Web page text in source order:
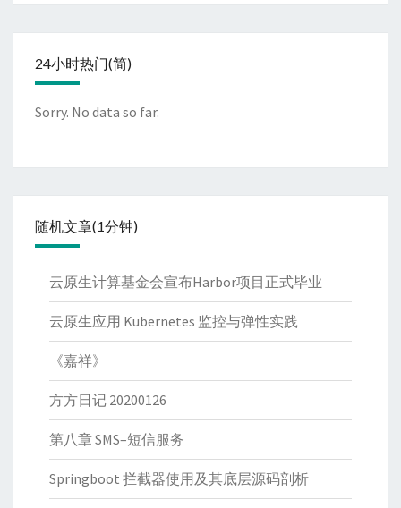
24小时热门(简)
Sorry. No data so far.
随机文章(1分钟)
云原生计算基金会宣布Harbor项目正式毕业
云原生应用 Kubernetes 监控与弹性实践
《嘉祥》
方方日记 20200126
第八章 SMS–短信服务
Springboot 拦截器使用及其底层源码剖析